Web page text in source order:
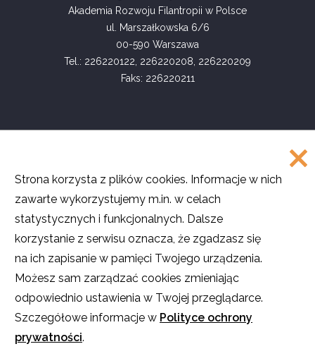
Akademia Rozwoju Filantropii w Polsce
ul. Marszałkowska 6/6
00-590 Warszawa
Tel.: 226220122, 226220208, 226220209
Faks: 226220211
COPYRIGHT
Akademia Rozwoju Filantropii w Polsce
2016
Projekt i realizacja
O ile nie stwierdzono inaczej, teksty na stronie są dostępne na licencji
Creative Commons Uznanie autorstwa – Użycie niekomercyjne – Na tych
samych warunkach.
Licencja nie obejmuje zdjęć, filmów i materiałów graficznych. Pewne
Strona korzysta z plików cookies. Informacje w nich
zawarte wykorzystujemy m.in. w celach
statystycznych i funkcjonalnych. Dalsze
korzystanie z serwisu oznacza, że zgadzasz się
na ich zapisanie w pamięci Twojego urządzenia.
Możesz sam zarządzać cookies zmieniając
odpowiednio ustawienia w Twojej przeglądarce.
Szczegółowe informacje w Polityce ochrony
prywatności.